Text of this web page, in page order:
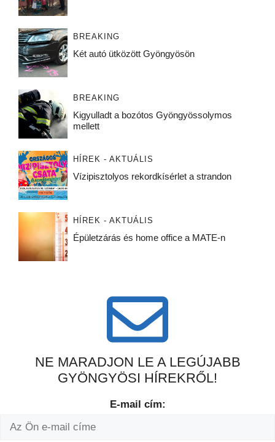
BREAKING
Két autó ütközött Gyöngyösön
BREAKING
Kigyulladt a bozótos Gyöngyössolymos
mellett
HÍREK - AKTUÁLIS
Vízipisztolyos rekordkísérlet a strandon
HÍREK - AKTUÁLIS
Épületzárás és home office a MATE-n
NE MARADJON LE A LEGÚJABB
GYÖNGYÖSI HÍREKRŐL!
E-mail cím: